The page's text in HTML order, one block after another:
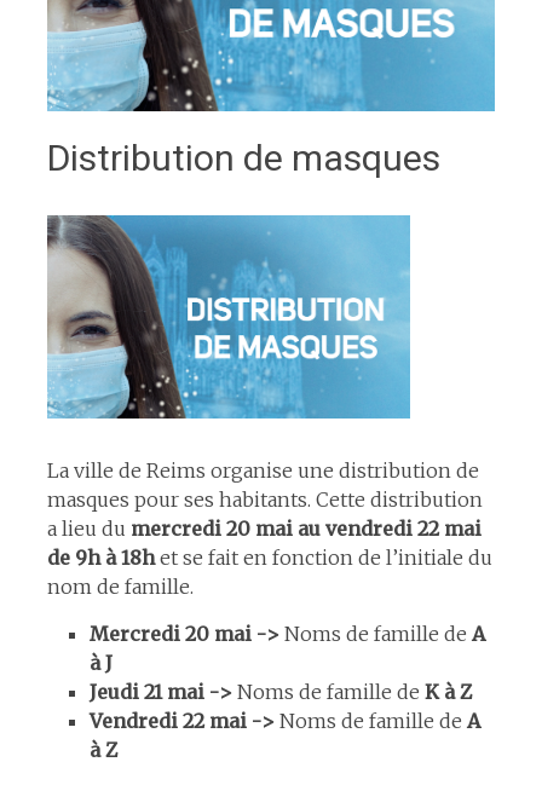
Distribution de masques
La ville de Reims organise une distribution de
masques pour ses habitants. Cette distribution
a lieu du mercredi 20 mai au vendredi 22 mai
de 9h à 18het se fait en fonction de l’initiale du
nom de famille.
Mercredi 20 mai -> Noms de famille de A
à J
Jeudi 21 mai -> Noms de famille de K à Z
Vendredi 22 mai -> Noms de famille de A
à Z